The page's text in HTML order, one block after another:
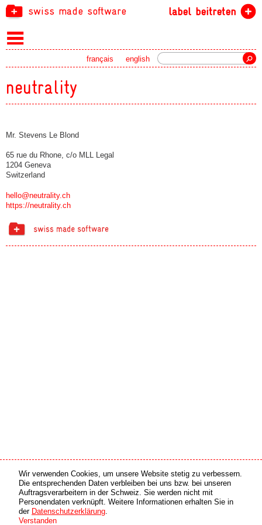
swiss made software label beitreten
english
français
neutrality
Mr. Stevens Le Blond
65 rue du Rhone, c/o MLL Legal
1204 Geneva
Switzerland
hello@neutrality.ch
https://neutrality.ch
Medien Partner
copyright © 2026 by swiss made software gmbh, Switzerland - all rights reserved.
Online Partner
Wir verwenden Cookies, um unsere Website stetig zu verbessern.
Die entsprechenden Daten verbleiben bei uns bzw. bei unseren
Auftragsverarbeitern in der Schweiz. Sie werden nicht mit
Personendaten verknüpft. Weitere Informationen erhalten Sie in
der Datenschutzerklärung.
Verstanden